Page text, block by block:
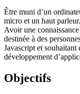
Être muni d’un
micro et un haut parleur.
Avoir une
destinée à des
Javascript et souhaitant
développement
Objectifs